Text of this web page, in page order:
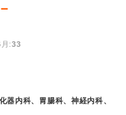
－
:33
器内科、胃腸科、神経内科、